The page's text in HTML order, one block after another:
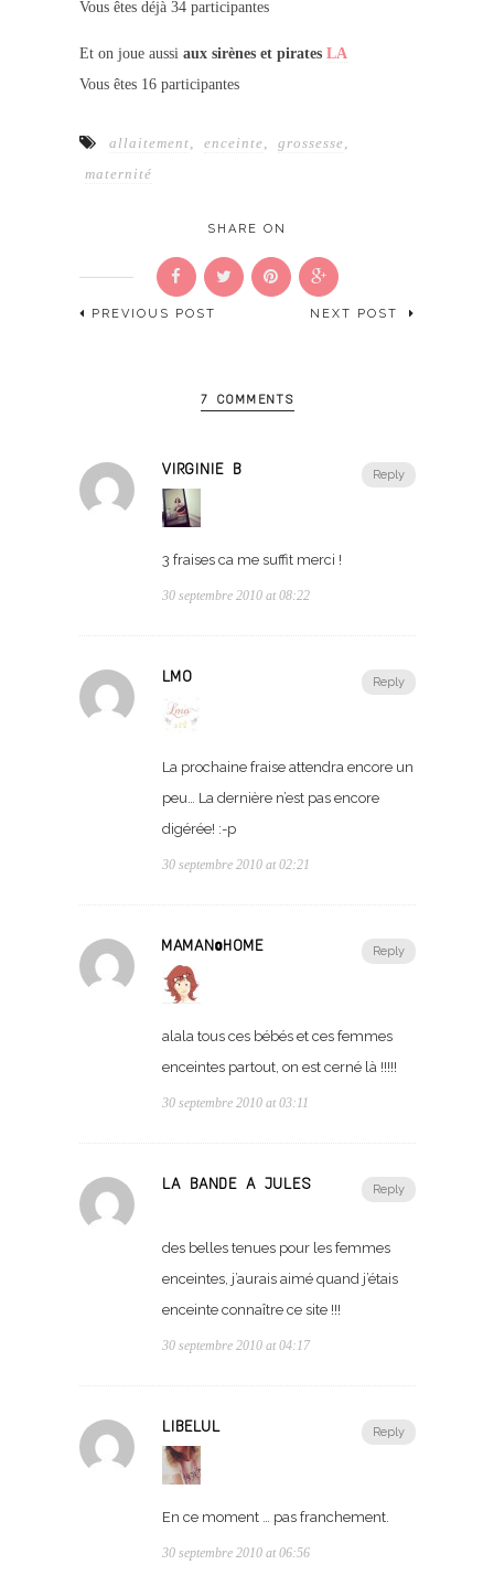
Vous êtes déjà 34 participantes
Et on joue aussi aux sirènes et pirates LA
Vous êtes 16 participantes
allaitement enceinte grossesse
maternité
SHARE ON
PREVIOUS POST NEXT POST
7 COMMENTS
Reply
VIRGINIE B
3 fraises ca me suffit merci !
30 septembre 2010 at 08:22
Reply
LMO
La prochaine fraise attendra encore un
peu… La dernière n’est pas encore
digérée! :-p
30 septembre 2010 at 02:21
Reply
MAMAN@HOME
alala tous ces bébés et ces femmes
enceintes partout, on est cerné là !!!!!
30 septembre 2010 at 03:11
Reply
LA BANDE À JULES
des belles tenues pour les femmes
enceintes, j’aurais aimé quand j’étais
enceinte connaître ce site !!!
30 septembre 2010 at 04:17
Reply
LIBELUL
En ce moment … pas franchement.
30 septembre 2010 at 06:56